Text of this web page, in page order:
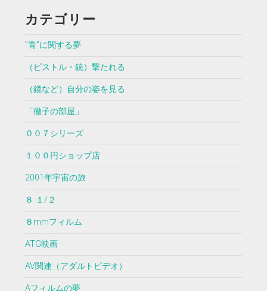
カテゴリー
”青”に関する夢
（ピストル・銃）撃たれる
（鏡など）自分の姿を見る
「徹子の部屋」
００７シリーズ
１００円ショップ店
2001年宇宙の旅
８ １/２
８mmフィルム
ATG映画
AV関連（アダルトビデオ）
Aフィルムの夢